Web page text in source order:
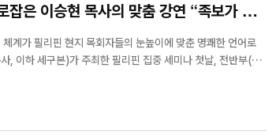
은 이승현 목사의 맞춤 강연 “족보가 보
가 필리핀 현지 목회자들의 눈높이에 맞춘 명쾌한 언어로
, 이하 세구본)가 주최한 필리핀 집중 세미나 첫날, 전반부(1~
[세구본 해외 - 필리핀 최종] 뜨거운 말
씀의 열풍, 필리핀을 감동으로 물들이다